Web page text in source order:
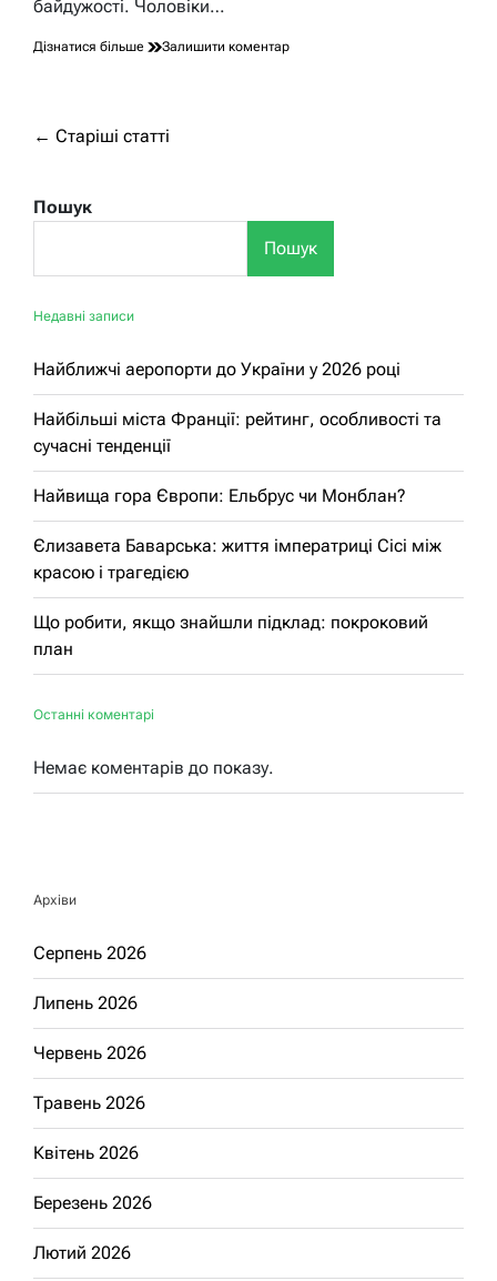
байдужості. Чоловіки…
Дізнатися більше Залишити коментардо
шляхи
до
Навігація
записами
← Старіші статті
Пошук
Пошук
Недавні записи
Найближчі аеропорти до України у 2026 році
Найбільші міста Франції: рейтинг, особливості та
сучасні тенденції
Найвища гора Європи: Ельбрус чи Монблан?
Єлизавета Баварська: життя імператриці Сісі між
красою і трагедією
Що робити, якщо знайшли підклад: покроковий
план
Останні коментарі
Немає коментарів до показу.
Архіви
Серпень 2026
Липень 2026
Червень 2026
Травень 2026
Квітень 2026
Березень 2026
Лютий 2026